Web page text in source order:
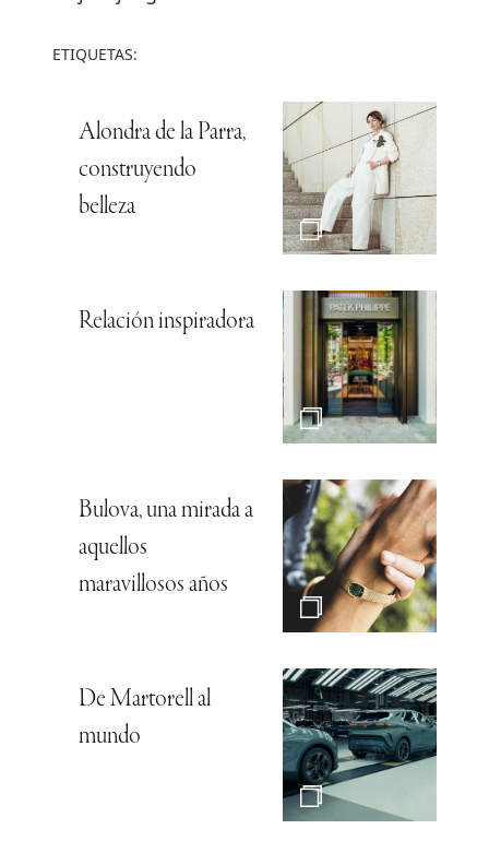
ETIQUETAS:
Alondra de la Parra,
construyendo
belleza
Relación inspiradora
Bulova, una mirada a
aquellos
maravillosos años
De Martorell al
mundo